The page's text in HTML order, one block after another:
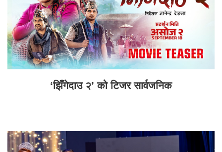
‘झिँगेदाउ २’ को टिजर सार्वजनिक